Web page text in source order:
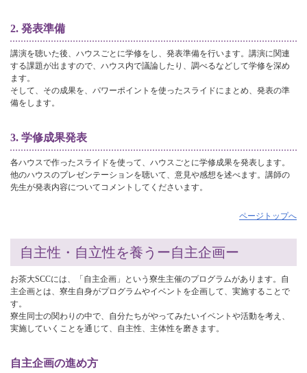
2. 発表準備
講演を聴いた後、ハウスごとに学修をし、発表準備を行います。講演に関連
する課題が出ますので、ハウス内で議論したり、調べるなどして学修を深め
ます。
そして、その成果を、パワーポイントを使ったスライドにまとめ、発表の準
備をします。
3. 学修成果発表
各ハウスで作ったスライドを使って、ハウスごとに学修成果を発表します。
他のハウスのプレゼンテーションを聴いて、意見や感想を述べます。講師の
先生が発表内容についてコメントしてくださいます。
ページトップへ
自主性・自立性を養うー自主企画ー
お茶大SCCには、「自主企画」という寮生主催のプログラムがあります。自
主企画とは、寮生自身がプログラムやイベントを企画して、実施することで
す。
寮生同士の関わりの中で、自分たちがやってみたいイベントや活動を考え、
実施していくことを通じて、自主性、主体性を磨きます。
自主企画の進め方